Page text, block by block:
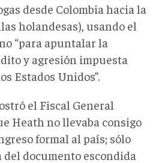
desde Colombia hacia la
holandesas), usando el
“para apuntalar la
y agresión impuesta
Estados Unidos”.
el Fiscal General
Heath no llevaba consigo
formal al país; sólo
documento escondida